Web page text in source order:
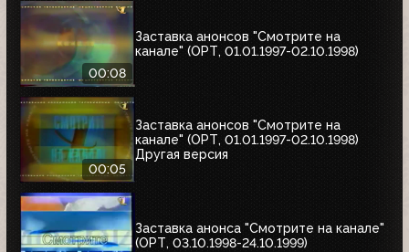
00:08
Заставка анонсов "Смотрите на
канале" (ОРТ, 01.01.1997-02.10.1998)
00:05
Заставка анонсов "Смотрите на
канале" (ОРТ, 01.01.1997-02.10.1998)
Другая версия
Заставка анонса "Смотрите на канале"
(ОРТ, 03.10.1998-24.10.1999)